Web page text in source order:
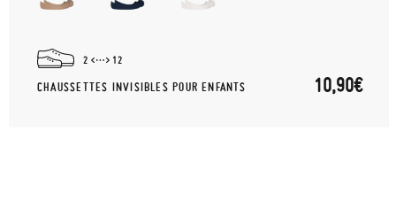
2 12
CHAUSSETTES INVISIBLES POUR ENFANTS 10,90€